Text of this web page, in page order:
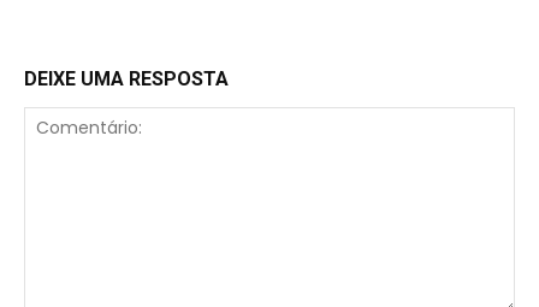
DEIXE UMA RESPOSTA